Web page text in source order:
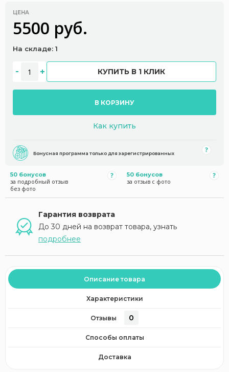
ЦЕНА
5500 руб.
На складе: 1
КУПИТЬ В 1 КЛИК
В КОРЗИНУ
Как купить
Бонусная программа только для зарегистрированных
50 бонусов
за подробный отзыв
без фото
50 бонусов
за отзыв с фото
Гарантия возврата
До 30 дней на возврат товара, узнать
подробнее
Описание товара
Характеристики
Отзывы 0
Способы оплаты
Доставка